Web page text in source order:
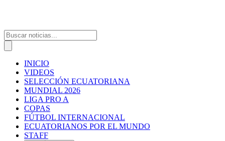
INICIO
VIDEOS
SELECCIÓN ECUATORIANA
MUNDIAL 2026
LIGA PRO A
COPAS
FÚTBOL INTERNACIONAL
ECUATORIANOS POR EL MUNDO
STAFF